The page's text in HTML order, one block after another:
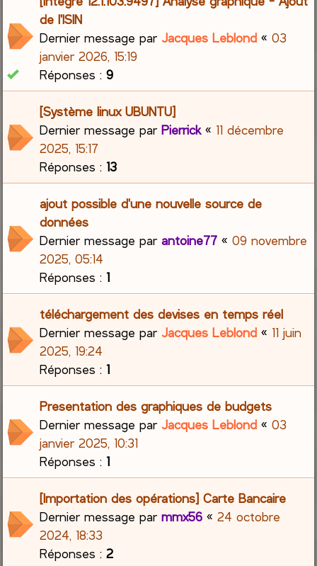
de l'ISIN
Dernier message parJacques Leblond «03
janvier 2026, 15:19
Réponses :9
[Système linux UBUNTU]
Dernier message parPierrick« 11 décembre
2025, 15:17
Réponses :13
ajout possible d'une nouvelle source de
données
Dernier message parantoine77 «09 novembre
2025, 05:14
Réponses :1
téléchargement des devises en temps réel
Dernier message parJacques Leblond « 11 juin
2025, 19:24
Réponses :1
Presentation des graphiques de budgets
Dernier message parJacques Leblond «03
janvier 2025, 10:31
Réponses :1
[Importation des opérations] Carte Bancaire
Dernier message parmmx56 «24 octobre
2024, 18:33
Réponses :2